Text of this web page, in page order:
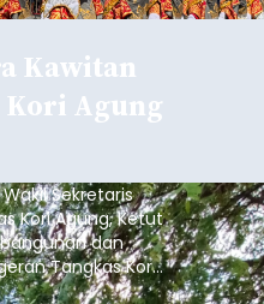
Kawitan
Kori Agung
Wakil Sekretaris
Kori Agung, Ketut
dan
Tangkas Kori